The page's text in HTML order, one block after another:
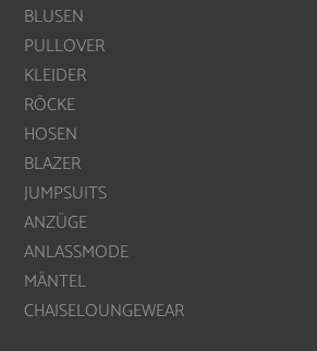
BLUSEN
PULLOVER
KLEIDER
RÖCKE
HOSEN
BLAZER
JUMPSUITS
ANZÜGE
ANLASSMODE
MÄNTEL
CHAISELOUNGEWEAR